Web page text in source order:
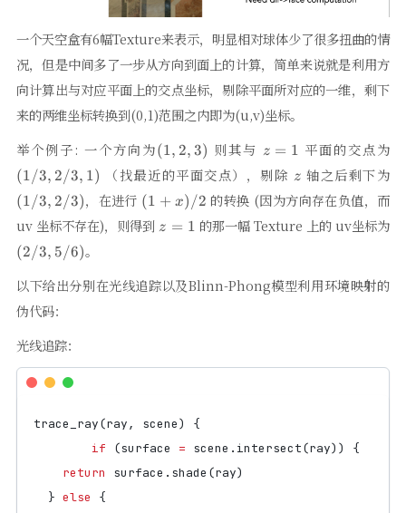
一个天空盒有6幅Texture来表示，明显相对球体少了很多扭曲的情
况，但是中间多了一步从方向到面上的计算，简单来说就是利用方
向计算出与对应平面上的交点坐标，剔除平面所对应的一维，剩下
来的两维坐标转换到(0,1)范围之内即为(u,v)坐标。
举个例子: 一个方向为(1,
2,
3)
(1, 2,3) 则其与 z
1
z = 1 平面的交点为
(1/3, 2/3, 1) （找最近的平面交点），剔除 z
z 轴之后剩下为
(1/3, 2/3)，在进行 (1+x)
/2
(1 + x)/2 的转换 (因为方向存在负值，而
uv 坐标不存在)，则得到 z
z = 1 的那一幅 Texture 上的 uv坐标为
(2/3,
5/6)
(2/3, 5/6)。
以下给出分别在光线追踪以及Blinn-Phong模型利用环境映射的
伪代码：
光线追踪：
trace_ray(ray, scene)
{
if
(surface = scene . intersect(ray))
{
return
surface . shade (ray)
} else
{